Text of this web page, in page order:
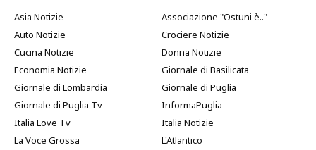
Asia Notizie
Associazione "Ostuni è.."
Auto Notizie
Crociere Notizie
Cucina Notizie
Donna Notizie
Economia Notizie
Giornale di Basilicata
Giornale di Lombardia
Giornale di Puglia
Giornale di Puglia Tv
InformaPuglia
Italia Love Tv
Italia Notizie
La Voce Grossa
L'Atlantico